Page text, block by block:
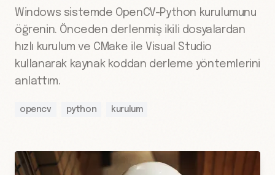
Windows sistemde OpenCV-Python kurulumunu
öğrenin. Önceden derlenmiş ikili dosyalardan
hızlı kurulum ve CMake ile Visual Studio
kullanarak kaynak koddan derleme yöntemlerini
anlattım.
opencv python kurulum